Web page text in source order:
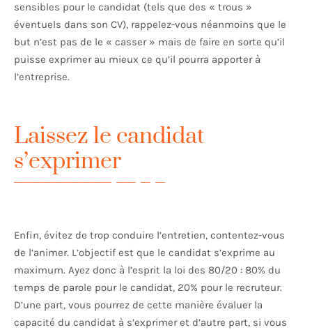
sensibles pour le candidat (tels que des « trous »
éventuels dans son CV), rappelez-vous néanmoins que le
but n’est pas de le « casser » mais de faire en sorte qu’il
puisse exprimer au mieux ce qu’il pourra apporter à
l’entreprise.
Laissez le candidat
s’exprimer
Enfin, évitez de trop conduire l’entretien, contentez-vous
de l’animer. L’objectif est que le candidat s’exprime au
maximum. Ayez donc à l’esprit la loi des 80/20 : 80% du
temps de parole pour le candidat, 20% pour le recruteur.
D’une part, vous pourrez de cette manière évaluer la
capacité du candidat à s’exprimer et d’autre part, si vous